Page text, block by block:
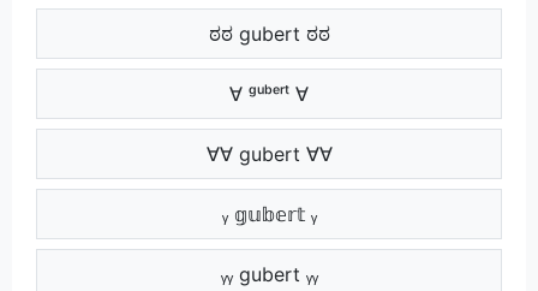
ಠಠ gubert ಠಠ
∀ ᵍᵘᵇᵉʳᵗ ∀
∀∀ gubert ∀∀
ᵧ 𝕘𝕦𝕓𝕖𝕣𝕥 ᵧ
ᵧᵧ gubert ᵧᵧ